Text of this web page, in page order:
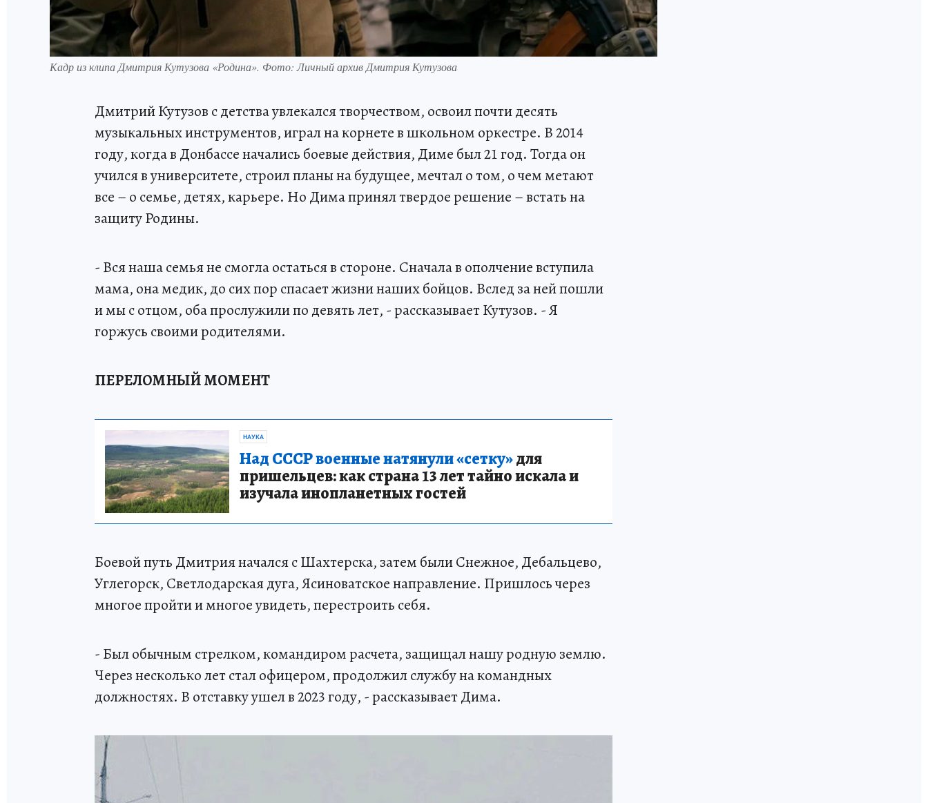
Кадр из клипа Дмитрия Кутузова «Родина». Фото: Личный архив Дмитрия Кутузова
Дмитрий Кутузов с детства увлекался творчеством, освоил почти десять
музыкальных инструментов, играл на корнете в школьном оркестре. В 2014
году, когда в Донбассе начались боевые действия, Диме был 21 год. Тогда он
учился в университете, строил планы на будущее, мечтал о том, о чем метают
все – о семье, детях, карьере. Но Дима принял твердое решение – встать на
защиту Родины.
- Вся наша семья не смогла остаться в стороне. Сначала в ополчение вступила
мама, она медик, до сих пор спасает жизни наших бойцов. Вслед за ней пошли
и мы с отцом, оба прослужили по девять лет, - рассказывает Кутузов. - Я
горжусь своими родителями.
ПЕРЕЛОМНЫЙ МОМЕНТ
НАУКА
Над СССР военные натянули «сетку»для
пришельцев: как страна 13 лет тайно искала и
изучала инопланетных гостей
Боевой путь Дмитрия начался с Шахтерска, затем были Снежное, Дебальцево,
Углегорск, Светлодарская дуга, Ясиноватское направление. Пришлось через
многое пройти и многое увидеть, перестроить себя.
- Был обычным стрелком, командиром расчета, защищал нашу родную землю.
Через несколько лет стал офицером, продолжил службу на командных
должностях. В отставку ушел в 2023 году, - рассказывает Дима.